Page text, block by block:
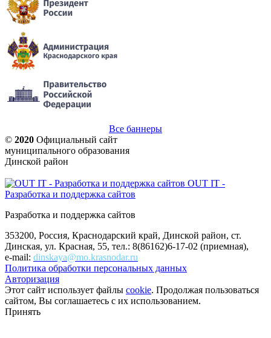
Все баннеры
© 2020 Официальный сайт
муниципального образования
Динской район
OUT IT -
Разработка и поддержка сайтов
Разработка и поддержка сайтов
353200, Россия, Краснодарский край, Динской район, ст.
Динская, ул. Красная, 55, тел.: 8(86162)6-17-02 (приемная),
e-mail: dinskaya@mo.krasnodar.ru
Политика обработки персональных данных
Авторизация
Этот сайт использует файлы cookie. Продолжая пользоваться
сайтом, Вы соглашаетесь с их использованием.
Принять